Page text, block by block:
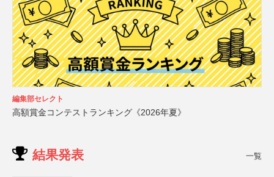
編集部セレクト
高額賞金コンテストランキング《2026年夏》
結果発表 一覧